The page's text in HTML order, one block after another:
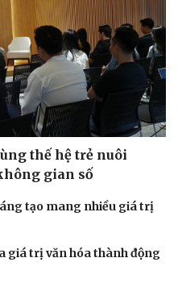
thế hệ trẻ nuôi
gian số
tạo mang nhiều giá trị
giá trị văn hóa thành động